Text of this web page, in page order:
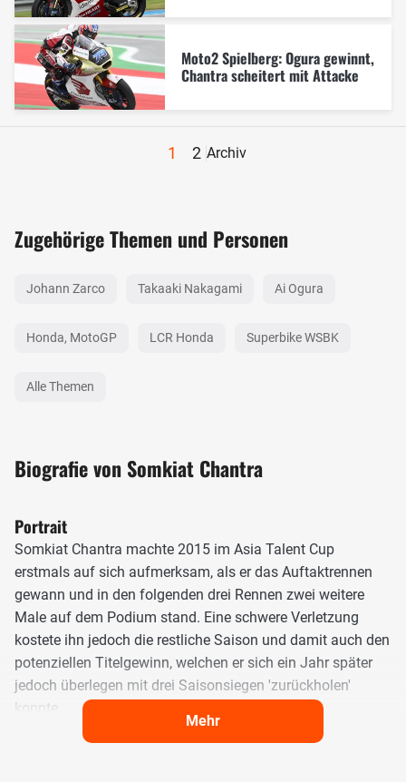
Moto2 Spielberg: Ogura gewinnt,
Chantra scheitert mit Attacke
1 2 Archiv
Zugehörige Themen und Personen
Johann Zarco Takaaki Nakagami Ai Ogura
Honda, MotoGP LCR Honda Superbike WSBK
Alle Themen
Biografie von Somkiat Chantra
Portrait
Somkiat Chantra machte 2015 im Asia Talent Cup
erstmals auf sich aufmerksam, als er das Auftaktrennen
gewann und in den folgenden drei Rennen zwei weitere
Male auf dem Podium stand. Eine schwere Verletzung
kostete ihn jedoch die restliche Saison und damit auch den
potenziellen Titelgewinn, welchen er sich ein Jahr später
jedoch überlegen mit drei Saisonsiegen 'zurückholen'
konnte.
Über die Moto3-Junioren-WM kam Chantra Ende 2018
Mehr